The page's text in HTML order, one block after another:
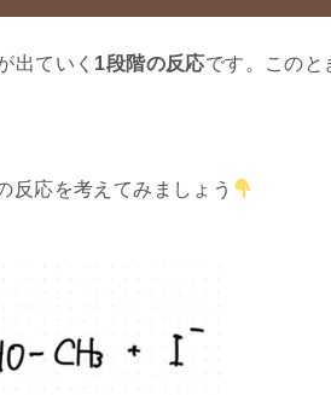
出ていく 1段階の反応です。このと
反応を考えてみましょう